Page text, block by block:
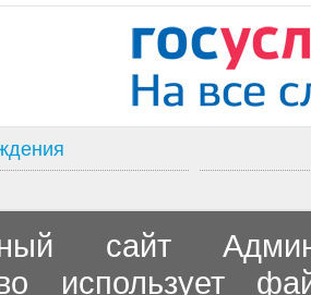
сайт
использует